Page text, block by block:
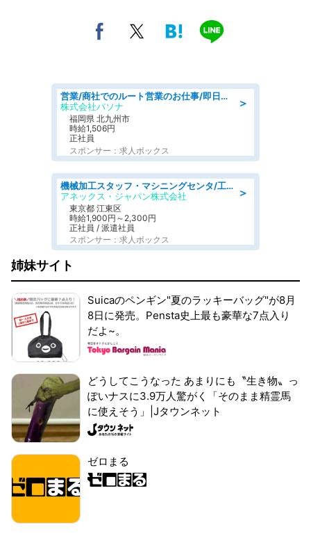
＞
営業/商社でのルート営業のお仕事/即日勤務可/車通勤可/営業
株式会社パソナ
福岡県 北九州市
時給1,506円
正社員
スポンサー：求人ボックス
＞
機械加工スタッフ・マシニングセンタ/工業系卒歓迎/未経験OK/男女活躍/転勤なし/交通費支給
アネックス・ジャパン株式会社
東京都 江東区
時給1,900円～2,300円
正社員 / 派遣社員
スポンサー：求人ボックス
姉妹サイト
Suicaのペンギン"夏のラッキーバッグ"が8月
8日に発売。Pensta史上最も豪華な7点入り
だよ~。
どうしてこうなった あまりにも〝生き物〟っ
ぽいナスに3.9万人驚がく「そのまま精霊馬
に使えそう」|Jタウンネット
ゼロまる